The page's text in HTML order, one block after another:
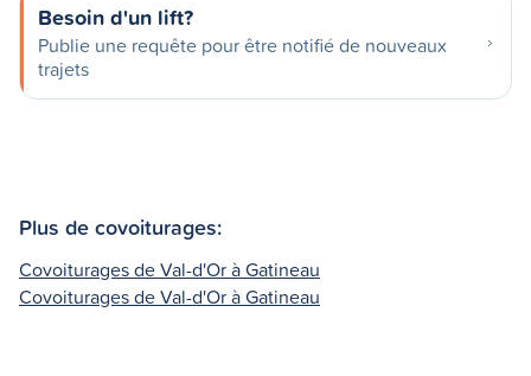
Besoin d'un lift?
Publie une requête pour être notifié de nouveaux
trajets
Plus de covoiturages:
Covoiturages de Val-d'Or à Gatineau
Covoiturages de Val-d'Or à Gatineau